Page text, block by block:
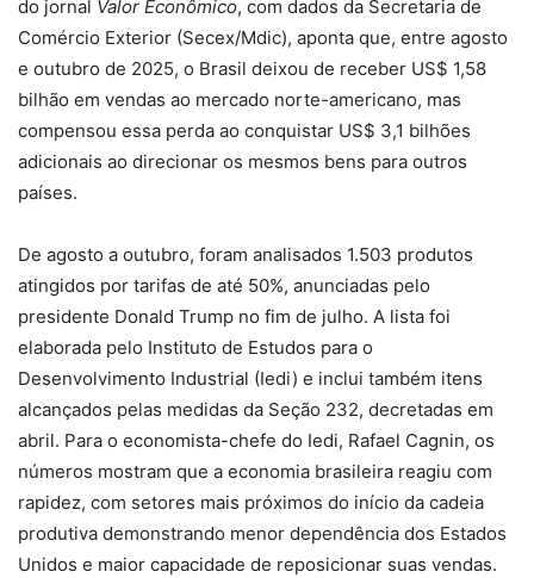
do jornal Valor Econômico, com dados da Secretaria de
Comércio Exterior (Secex/Mdic), aponta que, entre agosto
e outubro de 2025, o Brasil deixou de receber US$ 1,58
bilhão em vendas ao mercado norte-americano, mas
compensou essa perda ao conquistar US$ 3,1 bilhões
adicionais ao direcionar os mesmos bens para outros
países.
De agosto a outubro, foram analisados 1.503 produtos
atingidos por tarifas de até 50%, anunciadas pelo
presidente Donald Trump no fim de julho. A lista foi
elaborada pelo Instituto de Estudos para o
Desenvolvimento Industrial (Iedi) e inclui também itens
alcançados pelas medidas da Seção 232, decretadas em
abril. Para o economista-chefe do Iedi, Rafael Cagnin, os
números mostram que a economia brasileira reagiu com
rapidez, com setores mais próximos do início da cadeia
produtiva demonstrando menor dependência dos Estados
Unidos e maior capacidade de reposicionar suas vendas.